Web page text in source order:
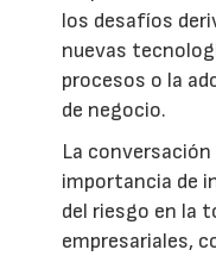
los desafíos
nuevas
procesos o la
de negocio.
La
importancia de
del riesgo en la
empresariales,